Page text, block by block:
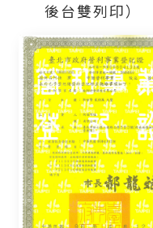
後台雙列印）